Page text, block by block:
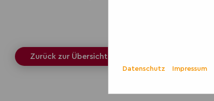
Zurück zur Übersicht
Datenschutz Impressum